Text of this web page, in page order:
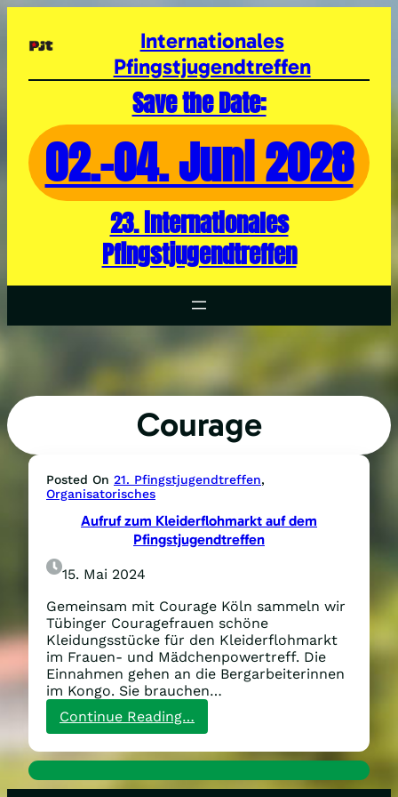
springen
Internationales
Pfingstjugendtreffen
Save the Date:
02.-04. Juni 2028
23. internationales
Pfingstjugendtreffen
Courage
Posted On 21. Pfingstjugendtreffen
Organisatorisches
Aufruf zum Kleiderflohmarkt auf dem
Pfingstjugendtreffen
15. Mai 2024
Gemeinsam mit Courage Köln sammeln wir
Tübinger Couragefrauen schöne
Kleidungsstücke für den Kleiderflohmarkt
im Frauen- und Mädchenpowertreff. Die
Einnahmen gehen an die Bergarbeiterinnen
im Kongo. Sie brauchen…
Continue Reading…
Aufruf
zum
Kleiderflohmarkt
auf